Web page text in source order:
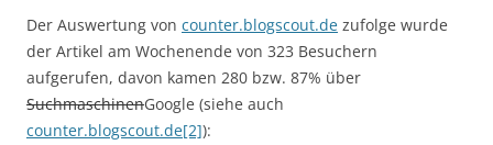
Der Auswertung von counter.blogscout.de zufolge wurde
der Artikel am Wochenende von 323 Besuchern
aufgerufen, davon kamen 280 bzw. 87% über
SuchmaschinenGoogle (siehe auch
counter.blogscout.de[2]):